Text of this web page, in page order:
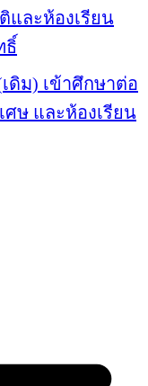
และห้องเรียน
ธิ์
ดิม) เข้าศึกษาต่อ
ศษ และห้องเรียน